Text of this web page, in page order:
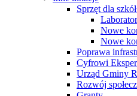
Sprzęt dla
Nowe
Nowe
Poprawa
Cyfrowi
Urząd Gminy
Rozwój